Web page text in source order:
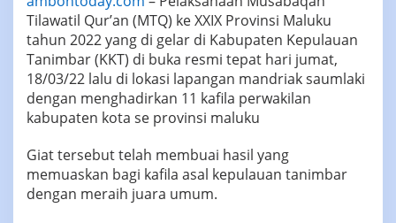
Tilawatil Qur’an (MTQ) ke XXIX Provinsi Maluku
tahun 2022 yang di gelar di Kabupaten Kepulauan
Tanimbar (KKT) di buka resmi tepat hari jumat,
18/03/22 lalu di lokasi lapangan mandriak saumlaki
dengan menghadirkan 11 kafila perwakilan
kabupaten kota se provinsi maluku
Giat tersebut telah membuai hasil yang
memuaskan bagi kafila asal kepulauan tanimbar
dengan meraih juara umum.